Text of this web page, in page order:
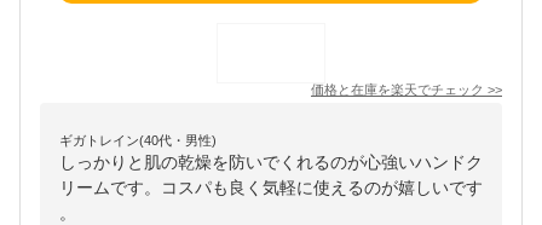
価格と在庫を楽天でチェック >>
ギガトレイン(40代・男性)
しっかりと肌の乾燥を防いでくれるのが心強いハンドク
リームです。コスパも良く気軽に使えるのが嬉しいです
。